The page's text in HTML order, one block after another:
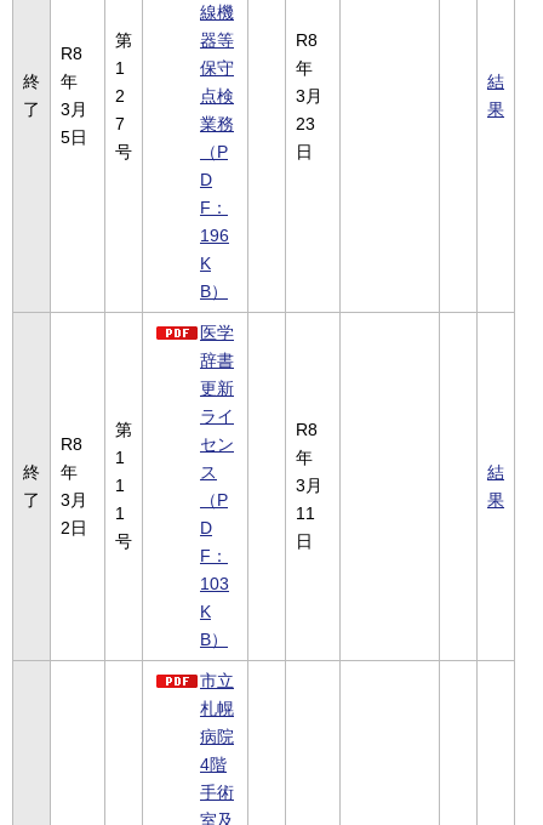
終
了
R8
年
3月
5日
第
1
2
7
号
線機
器等
保守
点検
業務
（P
D
F：
196
K
B）
R8
年
3月
23
日
結
果
終
了
R8
年
3月
2日
第
1
1
1
号
医学
辞書
更新
ライ
セン
ス
（P
D
F：
103
K
B）
R8
年
3月
11
日
結
果
市立
札幌
病院
4階
手術
室及